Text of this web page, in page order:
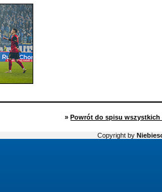
» Powrót do spisu wszystkich
Copyright by